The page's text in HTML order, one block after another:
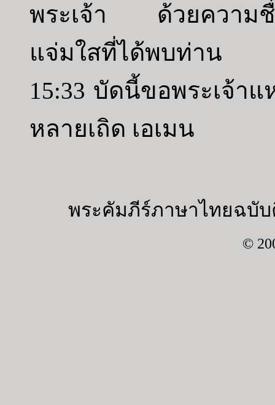
พระเจ้า ด้วยความชื่
แจ่มใสที่ได้พบท่าน
15:33 บัดนี้ขอพระเจ้า
หลายเถิด เอเมน
พระคัมภีร์ภาษาไทยฉบับ
©